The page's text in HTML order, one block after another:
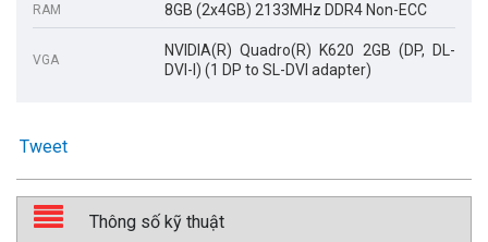
RAM 8GB (2x4GB) 2133MHz DDR4 Non-ECC
VGA
NVIDIA(R) Quadro(R) K620 2GB (DP, DL-
DVI-I) (1 DP to SL-DVI adapter)
Tweet
Thông số kỹ thuật